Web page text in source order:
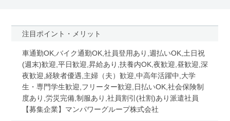
注目ポイント・メリット
車通勤OK,バイク通勤OK,社員登用あり,週払いOK,土日祝
(週末)歓迎,平日歓迎,昇給あり,扶養内OK,夜歓迎,昼歓迎,深
夜歓迎,経験者優遇,主婦（夫）歓迎,中高年活躍中,大学
生・専門学生歓迎,フリーター歓迎,日払いOK,社会保険制
度あり,労災完備,制服あり,社員割引(社割)あり派遣社員
【募集企業】マンパワーグループ株式会社